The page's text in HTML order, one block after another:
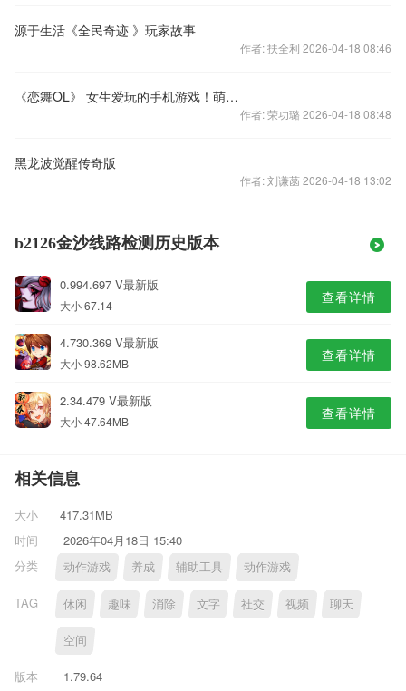
源于生活《全民奇迹 》玩家故事
作者: 扶全利 2026-04-18 08:46
《恋舞OL》 女生爱玩的手机游戏！萌萌哒！
作者: 荣功璐 2026-04-18 08:48
黑龙波觉醒传奇版
作者: 刘谦菡 2026-04-18 13:02
b2126金沙线路检测历史版本
0.994.697 V最新版
大小 67.14 查看详情
4.730.369 V最新版
大小 98.62MB 查看详情
2.34.479 V最新版
大小 47.64MB 查看详情
相关信息
大小
417.31MB
时间
2026年04月18日 15:40
分类
动作游戏 养成 辅助工具 动作游戏
TAG 休闲 趣味 消除 文字 社交 视频 聊天
空间
版本
1.79.64